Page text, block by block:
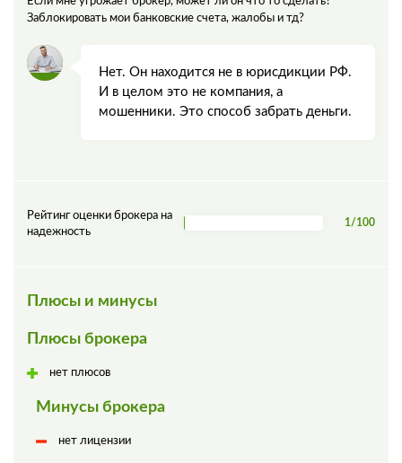
Заблокировать мои банковские счета, жалобы и тд?
Нет. Он находится не в юрисдикции РФ.
И в целом это не компания, а
мошенники. Это способ забрать деньги.
Рейтинг оценки брокера на
надежность
1/100
Плюсы и минусы
Плюсы брокера
нет плюсов
Минусы брокера
нет лицензии